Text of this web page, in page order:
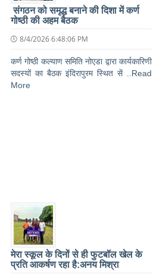
संगठन को समृद्ध बनाने की दिशा में कर्ण
गोष्ठी की अहम बैठक
8/4/2026 6:48:06 PM
कर्ण गोष्ठी कल्याण समिति नोएडा द्वारा कार्यकारिणी
सदस्यों का बैठक इंदिरापुरम स्थित सें ..Read
More
मेरा स्कूल के दिनों से ही फुटबॉल खेल के
प्रति आकर्षण रहा है:अनय मिश्रा